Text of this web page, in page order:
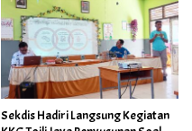
Sekdis Hadiri Langsung Kegiatan